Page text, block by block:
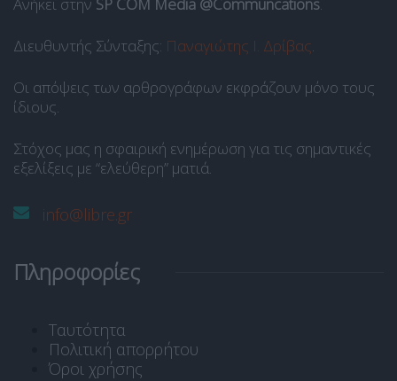
Ανήκει στην SP COM Media @Communcations.
Διευθυντής Σύνταξης: Παναγιώτης Ι. Δρίβας.
Οι απόψεις των αρθρογράφων εκφράζουν μόνο τους
ίδιους.
Στόχος μας η σφαιρική ενημέρωση για τις σημαντικές
εξελίξεις με “ελεύθερη” ματιά.
info@libre.gr
Πληροφορίες
Ταυτότητα
Πολιτική απορρήτου
Όροι χρήσης